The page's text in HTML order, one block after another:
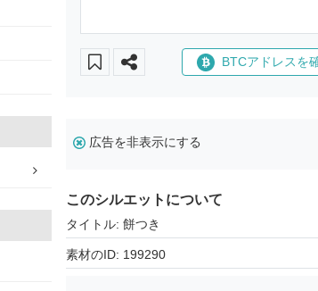
BTCアドレスを
広告を非表示にする
このシルエットについて
タイトル: 餅つき
素材のID: 199290